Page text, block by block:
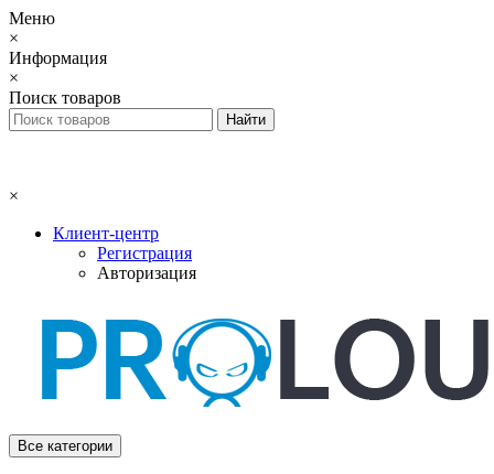
Меню
×
Информация
×
Поиск товаров
×
Клиент-центр
Регистрация
Авторизация
Все категории